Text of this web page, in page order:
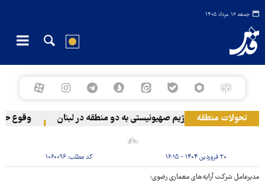
جمعه ۱۶ مرداد ۱۴۰۵
تحولات منطقهحمله رژیم صهیونیستی به دو منطقه در لبنان وقوع
رواق
۲۰ فروردین ۱۴۰۴ - ۱۶:۱۵ کد مطلب: ۱۰۶۰۰۹۶
مدیرعامل شرکت آرایه‌های معماری رضوی: